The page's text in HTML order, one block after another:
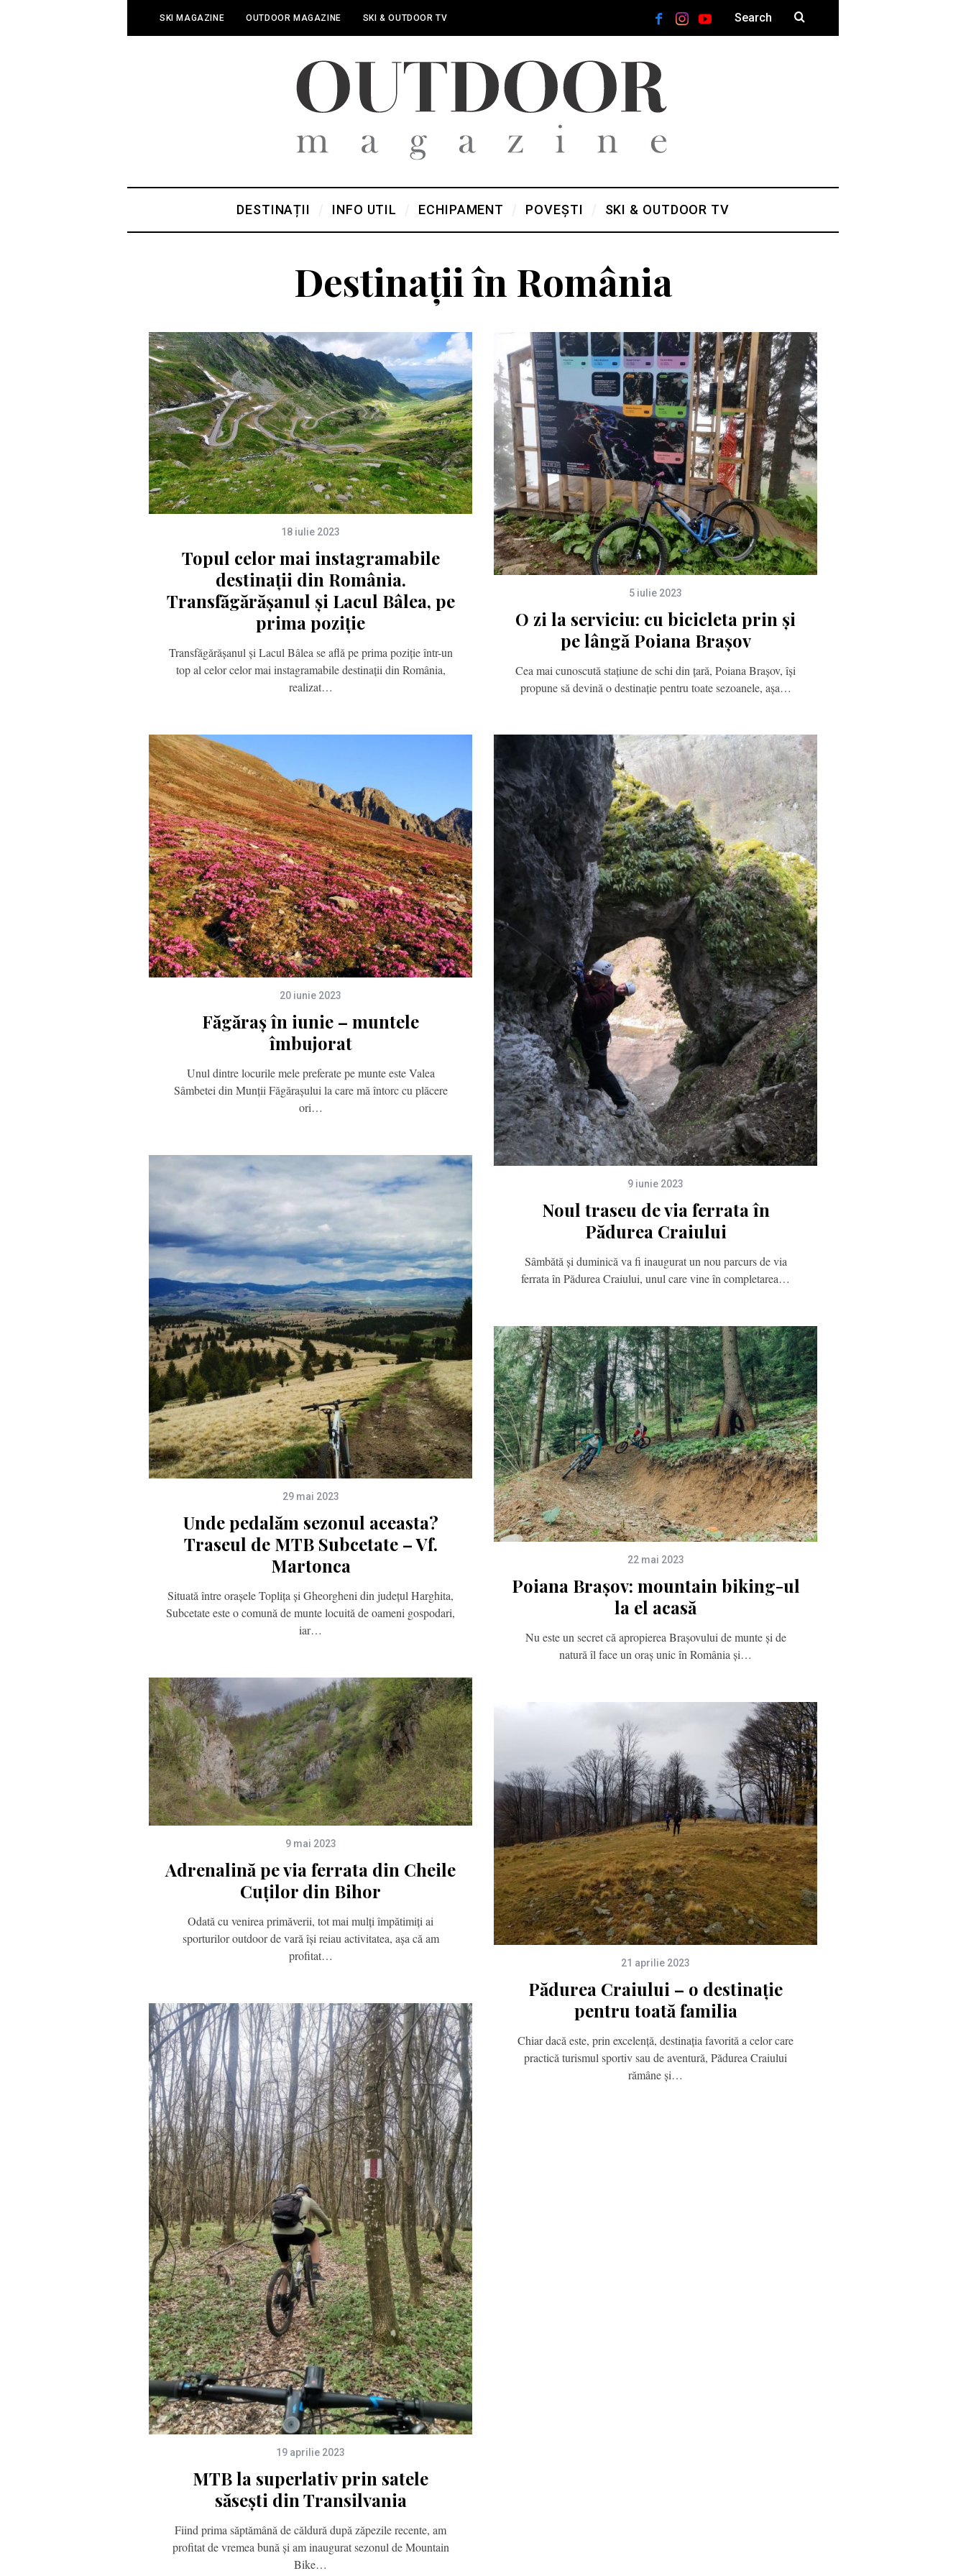
SKI MAGAZINE OUTDOOR MAGAZINE SKI & OUTDOOR TV
DESTINAȚII INFO UTIL ECHIPAMENT POVEȘTI SKI & OUTDOOR TV
Destinații în România
18 iulie 2023
Topul celor mai instagramabile
destinații din România.
Transfăgărășanul și Lacul Bâlea, pe
prima poziție
Transfăgărășanul și Lacul Bâlea se află pe prima poziție într-un
top al celor celor mai instagramabile destinații din România,
realizat…
5 iulie 2023
O zi la serviciu: cu bicicleta prin și
pe lângă Poiana Brașov
Cea mai cunoscută stațiune de schi din țară, Poiana Brașov, își
propune să devină o destinație pentru toate sezoanele, așa…
20 iunie 2023
Făgăraș în iunie – muntele
îmbujorat
Unul dintre locurile mele preferate pe munte este Valea
Sâmbetei din Munții Făgărașului la care mă întorc cu plăcere
ori…
9 iunie 2023
Noul traseu de via ferrata în
Pădurea Craiului
Sâmbătă și duminică va fi inaugurat un nou parcurs de via
ferrata în Pădurea Craiului, unul care vine în completarea…
29 mai 2023
Unde pedalăm sezonul aceasta?
Traseul de MTB Subcetate – Vf.
Martonca
Situată între orașele Toplița și Gheorgheni din județul Harghita,
Subcetate este o comună de munte locuită de oameni gospodari,
iar…
22 mai 2023
Poiana Brașov: mountain biking-ul
la el acasă
Nu este un secret că apropierea Brașovului de munte și de
natură îl face un oraș unic în România și…
9 mai 2023
Adrenalină pe via ferrata din Cheile
Cuților din Bihor
Odată cu venirea primăverii, tot mai mulți împătimiți ai
sporturilor outdoor de vară își reiau activitatea, așa că am
profitat…
21 aprilie 2023
Pădurea Craiului – o destinație
pentru toată familia
Chiar dacă este, prin excelență, destinația favorită a celor care
practică turismul sportiv sau de aventură, Pădurea Craiului
rămâne și…
19 aprilie 2023
MTB la superlativ prin satele
săsești din Transilvania
Fiind prima săptămână de căldură după zăpezile recente, am
profitat de vremea bună și am inaugurat sezonul de Mountain
Bike…